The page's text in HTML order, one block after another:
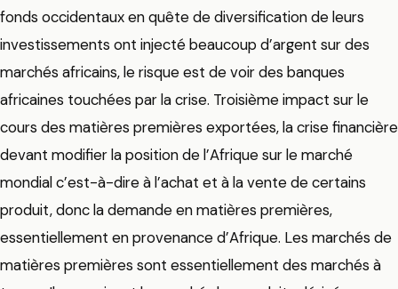
fonds occidentaux en quête de diversification de leurs
investissements ont injecté beaucoup d’argent sur des
marchés africains, le risque est de voir des banques
africaines touchées par la crise. Troisième impact sur le
cours des matières premières exportées, la crise financière
devant modifier la position de l’Afrique sur le marché
mondial c’est-à-dire à l’achat et à la vente de certains
produit, donc la demande en matières premières,
essentiellement en provenance d’Afrique. Les marchés de
matières premières sont essentiellement des marchés à